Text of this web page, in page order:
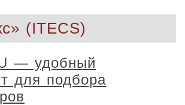
(ITECS)
— удобный
для подбора